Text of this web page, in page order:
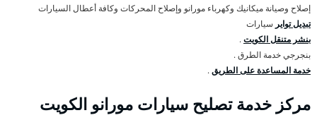
إصلاح وصيانة ميكانيك وكهرباء مورانو وإصلاح المحركات وكافة أعطال السيارات
تبديل تواير سيارات
بنشر متنقل الكويت.
بنجرجي خدمة الطرق .
خدمة المساعدة على الطريق.
مركز خدمة تصليح سيارات مورانو الكويت